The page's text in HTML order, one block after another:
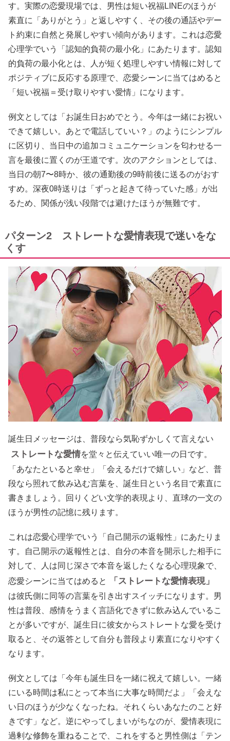
す。実際の恋愛現場では、男性は短い祝福LINEのほうが
素直に「ありがとう」と返しやすく、その後の通話やデー
ト約束に自然と発展しやすい傾向があります。これは恋愛
心理学でいう「認知的負荷の最小化」にあたります。認知
的負荷の最小化とは、人が短く処理しやすい情報に対して
ポジティブに反応する原理で、恋愛シーンに当てはめると
「短い祝福＝受け取りやすい愛情」になります。
例文としては「お誕生日おめでとう。今年は一緒にお祝い
できて嬉しい。あとで電話していい？」のようにシンプル
に区切り、当日中の追加コミュニケーションを匂わせる一
言を最後に置くのが王道です。次のアクションとしては、
当日の朝7〜8時か、彼の通勤後の9時前後に送るのがおす
すめ。深夜0時送りは「ずっと起きて待っていた感」が出
るため、関係が浅い段階では避けたほうが無難です。
パターン2 ストレートな愛情表現で迷いをな
くす
誕生日メッセージは、普段なら気恥ずかしくて言えない
ストレートな愛情を堂々と伝えていい唯一の日です。
「あなたといると幸せ」「会えるだけで嬉しい」など、普
段なら照れて飲み込む言葉を、誕生日という名目で素直に
書きましょう。回りくどい文学的表現より、直球の一文の
ほうが男性の記憶に残ります。
これは恋愛心理学でいう「自己開示の返報性」にあたりま
す。自己開示の返報性とは、自分の本音を開示した相手に
対して、人は同じ深さで本音を返したくなる心理現象で、
恋愛シーンに当てはめると
「ストレートな愛情表現」
は彼氏側に同等の言葉を引き出すスイッチになります。男
性は普段、感情をうまく言語化できずに飲み込んでいるこ
とが多いですが、誕生日に彼女からストレートな愛を受け
取ると、その返答として自分も普段より素直になりやすく
なります。
例文としては「今年も誕生日を一緒に祝えて嬉しい。一緒
にいる時間は私にとって本当に大事な時間だよ」「会えな
い日のほうが少なくなったね。それくらいあなたのこと好
きです」など。逆にやってしまいがちなのが、愛情表現に
過剰な修飾を重ねることで、これをすると男性側は「テン